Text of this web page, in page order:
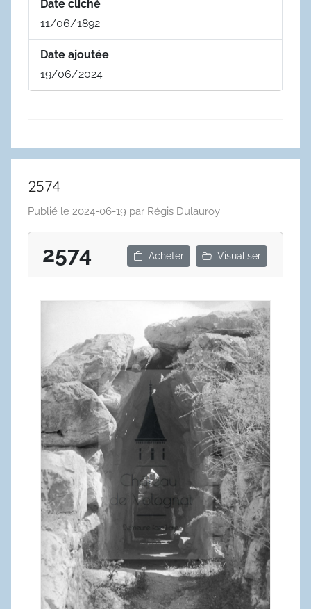
Date cliché
11/06/1892
Date ajoutée
19/06/2024
2574
Publié le 2024-06-19 par Régis Dulauroy
2574 Acheter Visualiser